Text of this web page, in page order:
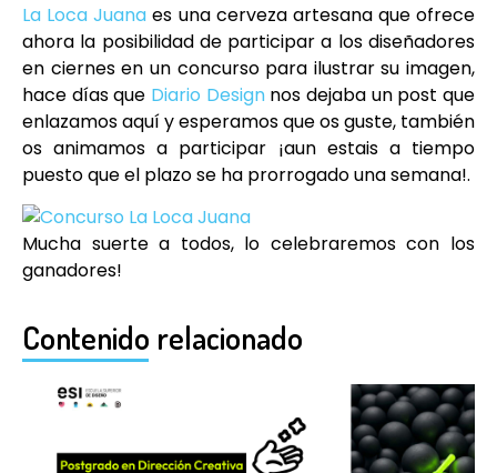
La Loca Juana es una cerveza artesana que ofrece
ahora la posibilidad de participar a los diseñadores
en ciernes en un concurso para ilustrar su imagen,
hace días que Diario Designnos dejaba un post que
enlazamos aquí y esperamos que os guste, también
os animamos a participar ¡aun estais a tiempo
puesto que el plazo se ha prorrogado una semana!.
Mucha suerte a todos, lo celebraremos con los
ganadores!
Contenido relacionado